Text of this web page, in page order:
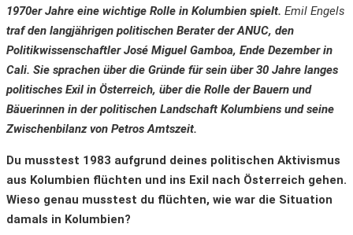
1970er Jahre eine wichtige Rolle in Kolumbien spielt. Emil Engels
traf den langjährigen politischen Berater der ANUC, den
Politikwissenschaftler José Miguel Gamboa, Ende Dezember in
Cali. Sie sprachen über die Gründe für sein über 30 Jahre langes
politisches Exil in Österreich, über die Rolle der Bauern und
Bäuerinnen in der politischen Landschaft Kolumbiens und seine
Zwischenbilanz von Petros Amtszeit.
Du musstest 1983 aufgrund deines politischen Aktivismus
aus Kolumbien flüchten und ins Exil nach Österreich gehen.
Wieso genau musstest du flüchten, wie war die Situation
damals in Kolumbien?